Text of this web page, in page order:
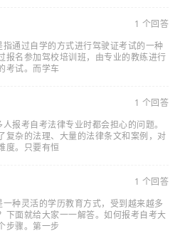
1 个回答
通过自学的方式进行驾驶证考试的一种
报名参加驾校培训班，由专业的教练进行
考试。而学车
1 个回答
报考自考法律专业时都会担心的问题。
复杂的法理、大量的法律条文和案例，对
度。只要有恒
1 个回答
种灵活的学历教育方式，受到越来越多
下面就给大家一一解答。如何报考自考大
步骤。第一步